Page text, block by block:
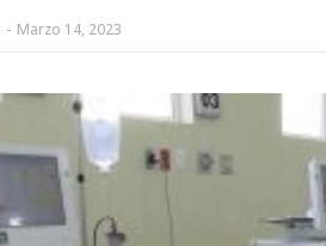
- Marzo 14, 2023